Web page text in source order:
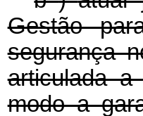
Gestão
segurança
articulada
modo a